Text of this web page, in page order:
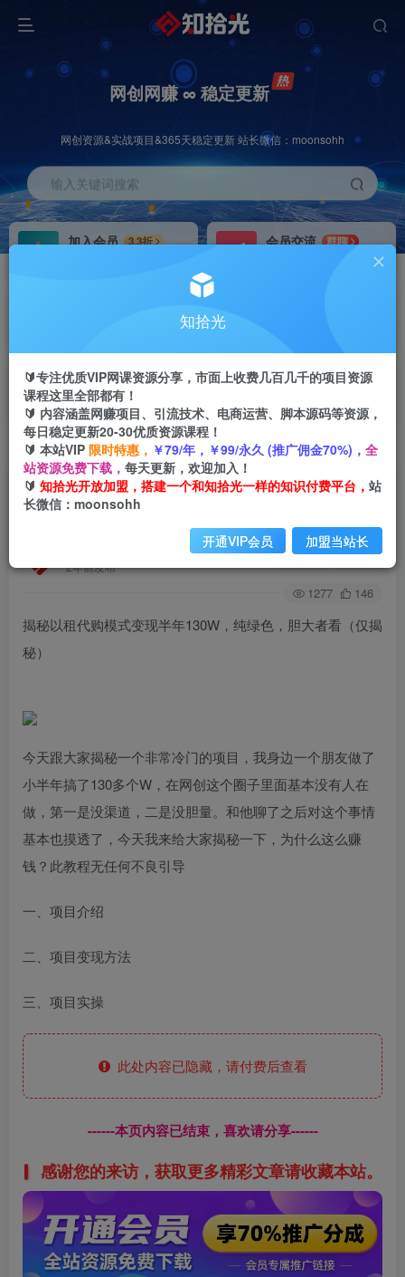
网创网赚 ∞ 稳定更新
网创资源&实战项目&365天稳定更新 站长微信：moonsohh
输入关键词搜索
加入会员
3.3折
会员交流
群聊
首页 创业课程 会员免费 正文
揭秘以租代购模式变现半年130W，纯绿色，胆大
者看（仅揭秘）
2年前发布
关注 私信
1277 146
揭秘以租代购模式变现半年130W，纯绿色，胆大者看（仅揭
秘）
今天跟大家揭秘一个非常冷门的项目，我身边一个朋友做了
小半年搞了130多个W，在网创这个圈子里面基本没有人在
做，第一是没渠道，二是没胆量。和他聊了之后对这个事情
基本也摸透了，今天我来给大家揭秘一下，为什么这么赚
钱？此教程无任何不良引导
一、项目介绍
二、项目变现方法
三、项目实操
此处内容已隐藏，请付费后查看
------本页内容已结束，喜欢请分享------
感谢您的来访，获取更多精彩文章请收藏本站。
知拾光
🔰专注优质VIP网课资源分享，市面上收费几百几千的项目资源
课程这里全部都有！
🔰 内容涵盖网赚项目、引流技术、电商运营、脚本源码等资源，
每日稳定更新20-30优质资源课程！
🔰 本站VIP 限时特惠， ￥79/年，￥99/永久 (推广佣金70%)， 全
站资源免费下载， 每天更新，欢迎加入！
🔰 知拾光开放加盟，搭建一个和知拾光一样的知识付费平台， 站
长微信：moonsohh
开通VIP会员 加盟当站长